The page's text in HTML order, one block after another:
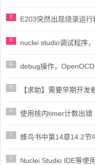
2 E203突然出现烧录运行
3 nuclei studio调试程序
4 debug操作，OpenOCD
5 【求助】需要早期开
6 使用核内timer计数出错
7 蜂鸟书中第14章14.2节
8 Nuclei Studio IDE等使